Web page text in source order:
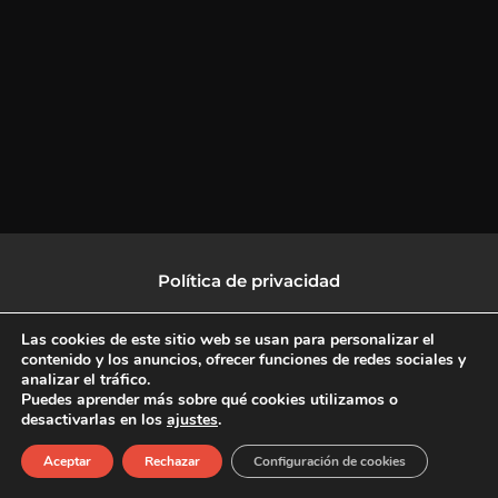
Política de privacidad
Política de protección de datos
F
a
c
X
-
L
i
n
I
n
s
Copyright © 2026 CulturalTV
Las cookies de este sitio web se usan para personalizar el
contenido y los anuncios, ofrecer funciones de redes sociales y
analizar el tráfico.
Puedes aprender más sobre qué cookies utilizamos o
desactivarlas en los ajustes.
Aceptar Rechazar Configuración de cookies